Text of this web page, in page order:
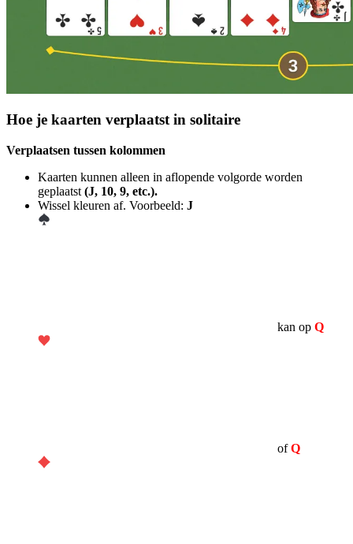
Hoe je kaarten verplaatst in solitaire
Verplaatsen tussen kolommen
Kaarten kunnen alleen in aflopende volgorde worden
geplaatst (J, 10, 9, etc.).
Wissel kleuren af. Voorbeeld: J
kan op Q
ofQ